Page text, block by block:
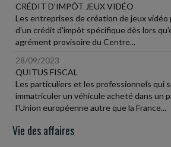
CRÉDIT D'IMPÔT JEUX VIDÉO
Les entreprises de création de jeux
d'un crédit d'impôt spécifique dès lors
agrément provisoire du Centre...
28/09/2023
QUITUS FISCAL
Les particuliers et les professionnels qui
immatriculer un véhicule acheté dans un
l'Union européenne autre que la France...
Vie des affaires